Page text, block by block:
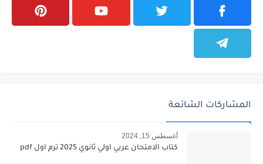
المشاركات الشائعة
أغسطس 15, 2024
كتاب الامتحان عربي اولي ثانوي 2025 ترم اول pdf